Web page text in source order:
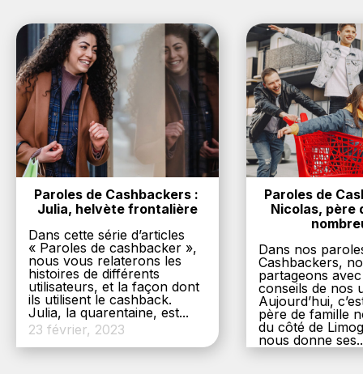
Paroles de Cashbackers :
Julia, helvète frontalière
Dans cette série d’articles
« Paroles de cashbacker »,
nous vous relaterons les
histoires de différents
utilisateurs, et la façon dont
ils utilisent le cashback.
Julia, la quarentaine, est...
23 février, 2023
Paroles de
Nicolas, père
Dans nos
Cashbackers,
partageons
conseils de nos
Aujourd’hui,
père de famille
du côté de
nous donne
6 décembre,